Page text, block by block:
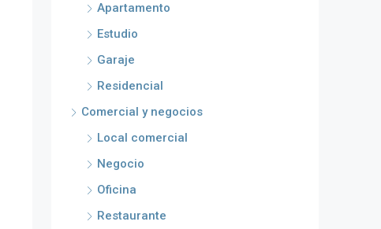
Apartamento
Estudio
Garaje
Residencial
Comercial y negocios
Local comercial
Negocio
Oficina
Restaurante